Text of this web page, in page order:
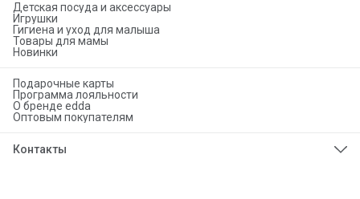
Детская посуда и аксессуары
Игрушки
Гигиена и уход для малыша
Товары для мамы
Новинки
Подарочные карты
Программа лояльности
О бренде edda
Оптовым покупателям
Контакты